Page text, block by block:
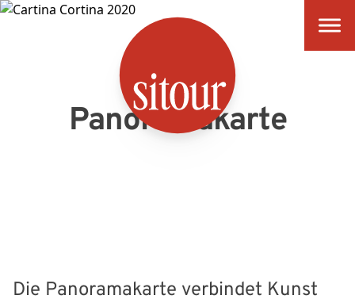
SITOUR
Panoramakarte
Die Panoramakarte verbindet Kunst